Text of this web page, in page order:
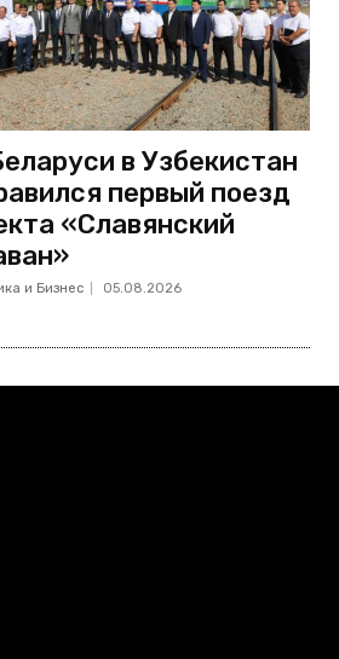
в Узбекистан
первый поезд
«Славянский
и Бизнес 05.08.2026